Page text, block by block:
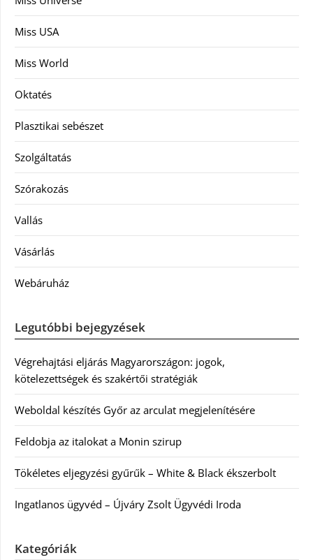
Miss USA
Miss World
Oktatés
Plasztikai sebészet
Szolgáltatás
Szórakozás
Vallás
Vásárlás
Webáruház
Legutóbbi bejegyzések
Végrehajtási eljárás Magyarországon: jogok,
kötelezettségek és szakértői stratégiák
Weboldal készítés Győr az arculat megjelenítésére
Feldobja az italokat a Monin szirup
Tökéletes eljegyzési gyűrűk – White & Black ékszerbolt
Ingatlanos ügyvéd – Újváry Zsolt Ügyvédi Iroda
Kategóriák